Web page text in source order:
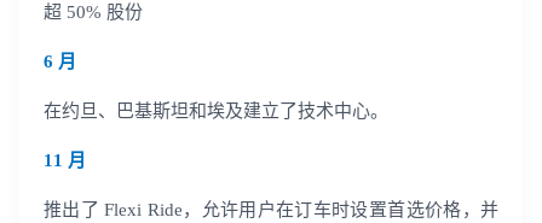
超 50% 股份
6 月
在约旦、巴基斯坦和埃及建立了技术中心。
11 月
推出了 Flexi Ride，允许用户在订车时设置首选价格，并